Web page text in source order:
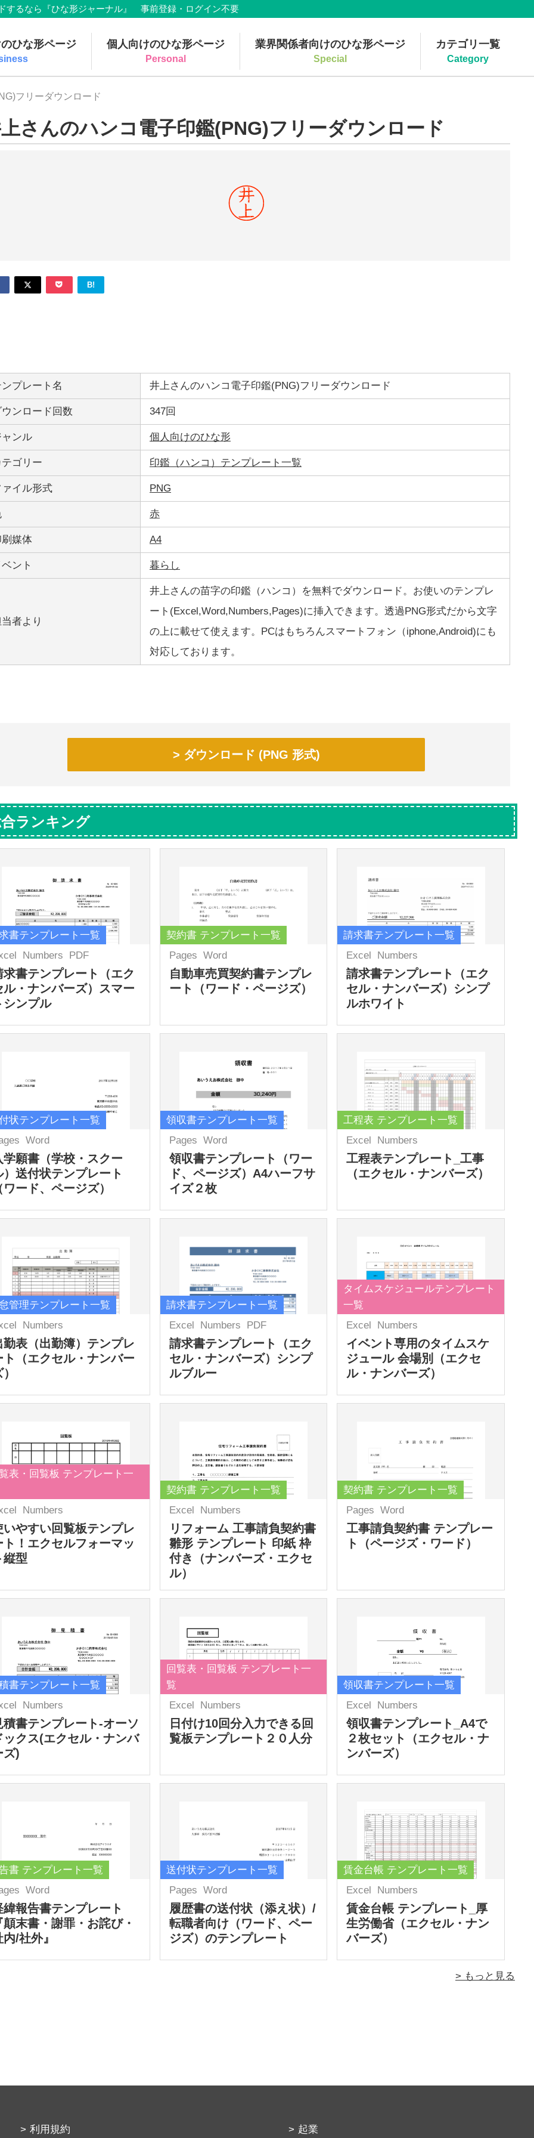
するなら『ひな形ジャーナル』 事前登録・ログイン不要
ひな形ページ 個人向けのひな形ページ
Personal
業界関係者向けのひな形ページ
Special
カテゴリ一覧
Category
フリーダウンロード
さんのハンコ電子印鑑(PNG)フリーダウンロード
B!
ンプレート名 井上さんのハンコ電子印鑑(PNG)フリーダウンロード
ウンロード回数 347回
ャンル 個人向けのひな形
テゴリー 印鑑（ハンコ）テンプレート一覧
ァイル形式 PNG
赤
刷媒体 A4
ント 暮らし
者より
井上さんの苗字の印鑑（ハンコ）を無料でダウンロード。お使いのテンプレ
ート(Excel,Word,Numbers,Pages)に挿入できます。透過PNG形式だから文字
の上に載せて使えます。PCはもちろんスマートフォン（iphone,Android)にも
対応しております。
ダウンロード (PNG 形式)
ランキング
書テンプレート一覧
Numbers PDF
求書テンプレート（エク
ル・ナンバーズ）スマー
シンプル
契約書 テンプレート一覧
Pages Word
自動車売買契約書テンプレ
ート（ワード・ページズ）
請求書テンプレート一覧
Excel
Numbers
請求書テンプレート（エク
セル・ナンバーズ）シンプ
ルホワイト
状テンプレート一覧
Word
学願書（学校・スクー
）送付状テンプレート
ワード、ページズ）
領収書テンプレート一覧
Pages Word
領収書テンプレート（ワー
ド、ページズ）A4ハーフサ
イズ２枚
工程表 テンプレート一覧
Excel
Numbers
工程表テンプレート_工事
（エクセル・ナンバーズ）
管理テンプレート一覧
Numbers
勤表（出勤簿）テンプレ
ト（エクセル・ナンバー
請求書テンプレート一覧
Excel
Numbers PDF
請求書テンプレート（エク
セル・ナンバーズ）シンプ
ルブルー
タイムスケジュールテンプレート
一覧
Excel
Numbers
イベント専用のタイムスケ
ジュール 会場別（エクセ
ル・ナンバーズ）
表・回覧板 テンプレート一
Numbers
いやすい回覧板テンプレ
ト！エクセルフォーマッ
縦型
契約書 テンプレート一覧
Excel
Numbers
リフォーム 工事請負契約書
雛形 テンプレート 印紙 枠
付き（ナンバーズ・エクセ
ル）
契約書 テンプレート一覧
Pages Word
工事請負契約書 テンプレー
ト（ページズ・ワード）
書テンプレート一覧
Numbers
積書テンプレート-オーソ
ックス(エクセル・ナンバ
ズ)
回覧表・回覧板 テンプレート一
覧
Excel
Numbers
日付け10回分入力できる回
覧板テンプレート２０人分
領収書テンプレート一覧
Excel
Numbers
領収書テンプレート_A4で
２枚セット（エクセル・ナ
ンバーズ）
書 テンプレート一覧
Word
緯報告書テンプレート
顛末書・謝罪・お詫び・
内/社外』
送付状テンプレート一覧
Pages Word
履歴書の送付状（添え状）/
転職者向け（ワード、ペー
ジズ）のテンプレート
賃金台帳 テンプレート一覧
Excel
Numbers
賃金台帳 テンプレート_厚
生労働省（エクセル・ナン
バーズ）
> もっと見る
利用規約 起業